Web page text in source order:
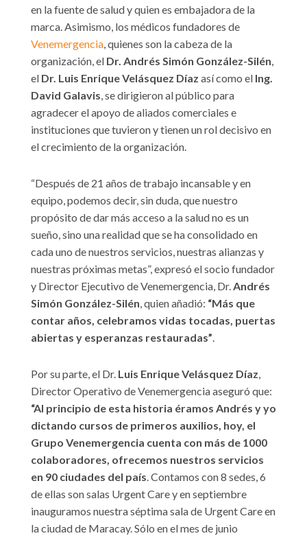
en la fuente de salud y quien es embajadora de la
marca. Asimismo, los médicos fundadores de
Venemergencia, quienes son la cabeza de la
organización, el Dr. Andrés Simón González-Silén,
el Dr. Luis Enrique Velásquez Díaz así como el Ing.
David Galavis, se dirigieron al público para
agradecer el apoyo de aliados comerciales e
instituciones que tuvieron y tienen un rol decisivo en
el crecimiento de la organización.
“Después de 21 años de trabajo incansable y en
equipo, podemos decir, sin duda, que nuestro
propósito de dar más acceso a la salud no es un
sueño, sino una realidad que se ha consolidado en
cada uno de nuestros servicios, nuestras alianzas y
nuestras próximas metas”, expresó el socio fundador
y Director Ejecutivo de Venemergencia, Dr.Andrés
Simón González-Silén, quien añadió: “Más que
contar años, celebramos vidas tocadas, puertas
abiertas y esperanzas restauradas”.
Por su parte, el Dr. Luis Enrique Velásquez Díaz,
Director Operativo de Venemergencia aseguró que:
“Al principio de esta historia éramos Andrés y yo
dictando cursos de primeros auxilios, hoy, el
Grupo Venemergencia cuenta con más de 1000
colaboradores, ofrecemos nuestros servicios
en 90 ciudades del país. Contamos con 8 sedes, 6
de ellas son salas Urgent Care y en septiembre
inauguramos nuestra séptima sala de Urgent Care en
la ciudad de Maracay. Sólo en el mes de junio